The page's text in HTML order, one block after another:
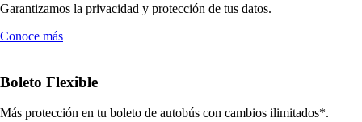
Garantizamos la privacidad y protección de tus datos.
Conoce más
Boleto Flexible
Más protección en tu boleto de autobús con cambios ilimitados*.